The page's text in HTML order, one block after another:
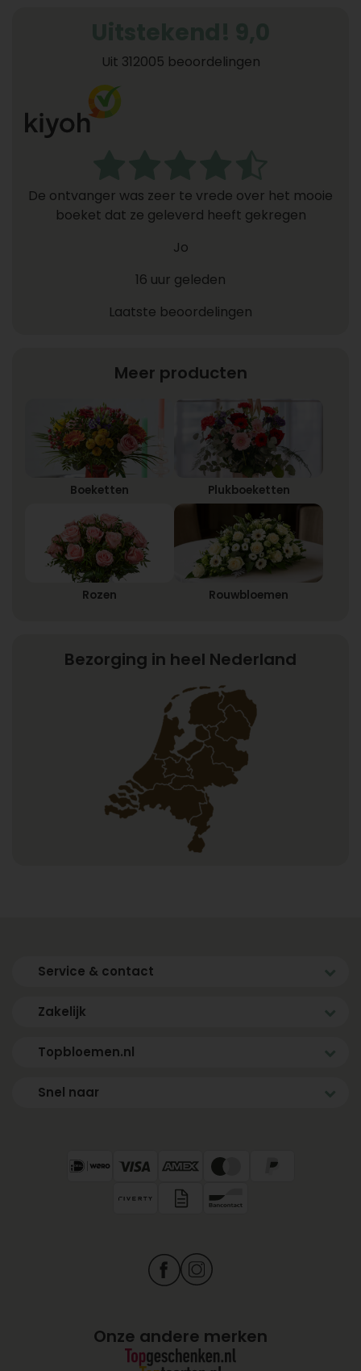
Uit 312005 beoordelingen
De ontvanger was zeer te vrede over het mooie
boeket dat ze geleverd heeft gekregen
Jo
16 uur geleden
Laatste beoordelingen
Meer producten
Boeketten Plukboeketten
Rozen Rouwbloemen
Bezorging in heel Nederland
Service & contact
Zakelijk
Topbloemen.nl
Snel naar
Onze andere merken